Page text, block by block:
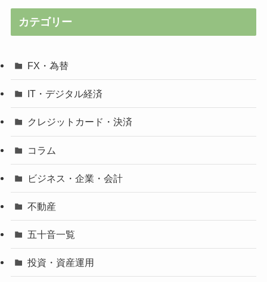
カテゴリー
FX・為替
IT・デジタル経済
クレジットカード・決済
コラム
ビジネス・企業・会計
不動産
五十音一覧
投資・資産運用